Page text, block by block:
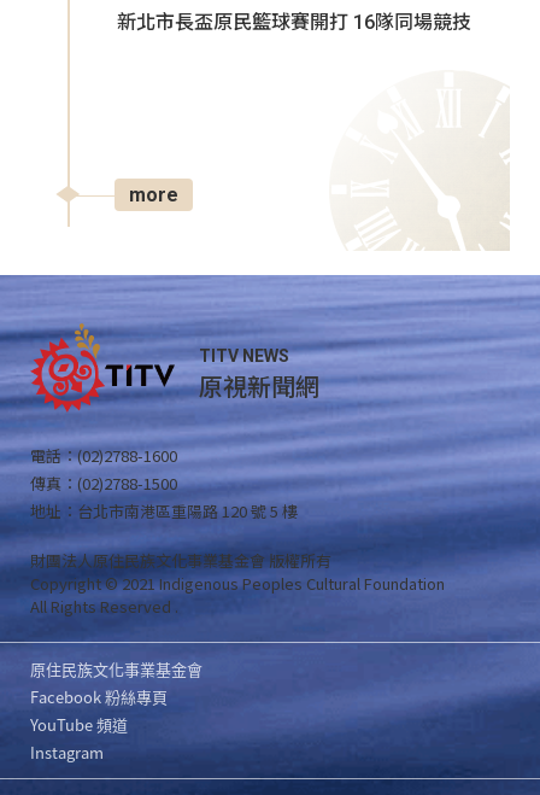
新北市長盃原民籃球賽開打 16隊同場競技
more
TITV NEWS
原視新聞網
電話：(02)2788-1600
傳真：(02)2788-1500
地址：台北市南港區重陽路 120 號 5 樓
財團法人原住民族文化事業基金會 版權所有
Copyright © 2021 Indigenous Peoples Cultural Foundation
All Rights Reserved .
原住民族文化事業基金會
Facebook 粉絲專頁
YouTube 頻道
Instagram